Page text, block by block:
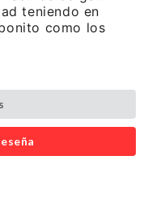
teniendo en
como los